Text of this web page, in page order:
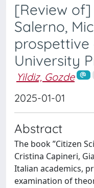
[Review of]
Salerno,
prospettive
University
Yildiz, Gozde
2025-01-01
Abstract
The book ”Citizen
Cristina Capineri,
Italian academics,
examination of